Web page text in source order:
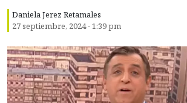
Daniela Jerez Retamales
27 septiembre, 2024 - 1:39 pm